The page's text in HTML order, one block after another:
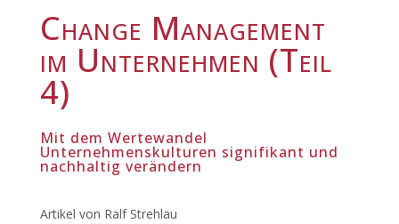
Change Management
im Unternehmen (Teil
4)
Mit dem Wertewandel
Unternehmenskulturen signifikant und
nachhaltig verändern
Artikel von Ralf Strehlau